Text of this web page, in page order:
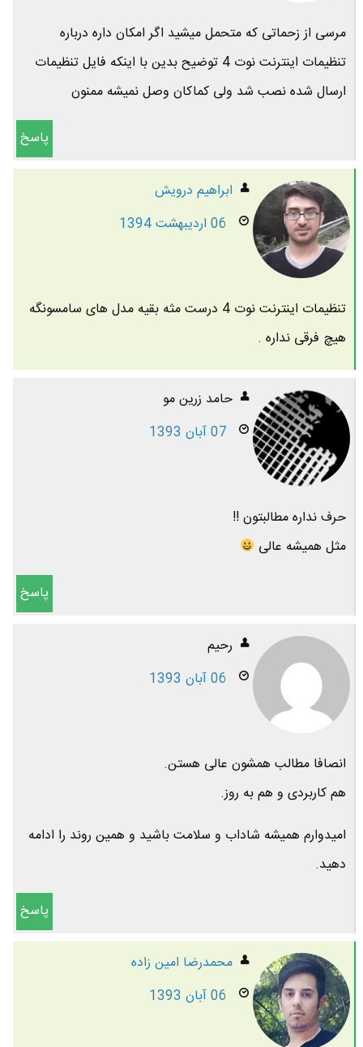
مرسی از زحماتی که متحمل میشید اگر امکان داره درباره
تنظیمات اینترنت نوت 4 توضیح بدین با اینکه فایل تنظیمات
ارسال شده نصب شد ولی کماکان وصل نمیشه ممنون
پاسخ
ابراهیم درویش
06 اردیبهشت 1394
تنظیمات اینترنت نوت 4 درست مثه بقیه مدل های سامسونگه
هیچ فرقی نداره .
حامد زرین مو
07 آبان 1393
حرف نداره مطالبتون !!
مثل همیشه عالی
پاسخ
رحیم
06 آبان 1393
انصافا مطالب همشون عالی هستن.
هم کاربردی و هم به روز.
امیدوارم همیشه شاداب و سلامت باشید و همین روند را ادامه
دهید.
پاسخ
محمدرضا امين زاده
06 آبان 1393